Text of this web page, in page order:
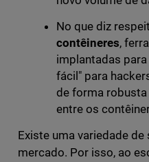
No que diz
contêineres,
implantadas
fácil" para
de forma
entre os
Existe uma variedade
mercado. Por isso, ao